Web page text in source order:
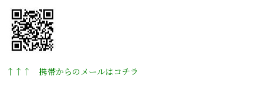
↑↑↑ 携帯からのメールはコチラ